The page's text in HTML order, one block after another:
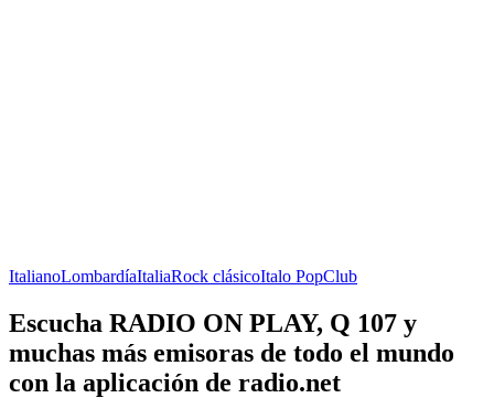
ItalianoLombardíaItaliaRock clásicoItalo PopClub
Escucha RADIO ON PLAY, Q 107 y
muchas más emisoras de todo el mundo
con la aplicación de radio.net